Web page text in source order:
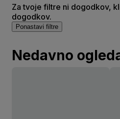
Za tvoje filtre ni dogodkov,
dogodkov.
Ponastavi filtre
Nedavno